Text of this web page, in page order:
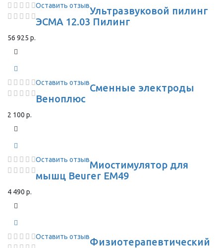
Оставить отзывУльтразвуковой пилинг
ЭСМА 12.03 Пилинг
56 925 р.
Оставить отзывСменные электроды
Веноплюс
2 100 р.
Оставить отзывМиостимулятор для
мышц Beurer EM49
4 490 р.
Оставить отзывФизиотерапевтический